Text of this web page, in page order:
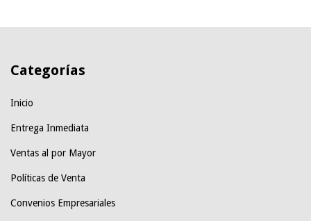
Categorías
Inicio
Entrega Inmediata
Ventas al por Mayor
Políticas de Venta
Convenios Empresariales